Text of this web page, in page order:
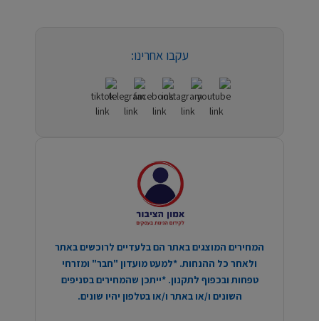
עקבו אחרינו:
המחירים המוצגים באתר הם בלעדיים לרוכשים באתר
ולאחר כל ההנחות. *למעט מועדון "חבר" ומזרחי
טפחות ובכפוף לתקנון. *ייתכן שהמחירים בסניפים
השונים ו/או באתר ו/או בטלפון יהיו שונים.